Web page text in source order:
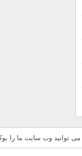
توانید وب سایت ما را